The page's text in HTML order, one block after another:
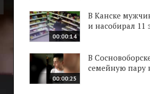
00:00:14
В Канске
и насобирал 11
00:00:25
В
семейную пару